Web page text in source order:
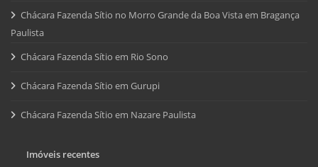
Chácara Fazenda Sítio no Morro Grande da Boa Vista em Bragança
Paulista
Chácara Fazenda Sítio em Rio Sono
Chácara Fazenda Sítio em Gurupi
Chácara Fazenda Sítio em Nazare Paulista
Imóveis recentes